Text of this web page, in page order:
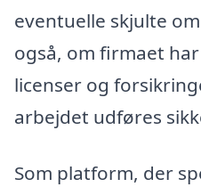
eventuelle skjulte
også, om firmaet
licenser og
arbejdet udføres
Som platform, der